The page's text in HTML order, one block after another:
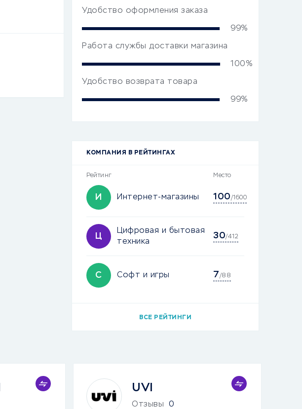
Удобство оформления заказа
99%
Работа службы доставки магазина
100%
Удобство возврата товара
99%
КОМПАНИЯ В РЕЙТИНГАХ
Рейтинг Место
И Интернет-магазины 100/1600
Ц
Цифровая и бытовая
техника
30/412
С Софт и игры 7/88
ВСЕ РЕЙТИНГИ
UVI
Отзывы 0